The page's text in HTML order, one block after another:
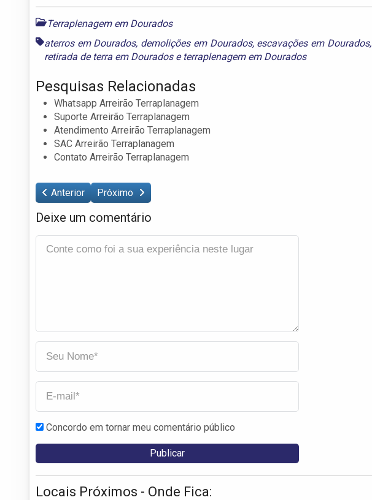
Terraplenagem em Dourados
aterros em Dourados, demolições em Dourados, escavações em Dourados,
retirada de terra em Douradose terraplenagem em Dourados
Pesquisas Relacionadas
Whatsapp Arreirão Terraplanagem
Suporte Arreirão Terraplanagem
Atendimento Arreirão Terraplanagem
SAC Arreirão Terraplanagem
Contato Arreirão Terraplanagem
Anterior Próximo
Deixe um comentário
Concordo em tornar meu comentário público
Locais Próximos - Onde Fica: